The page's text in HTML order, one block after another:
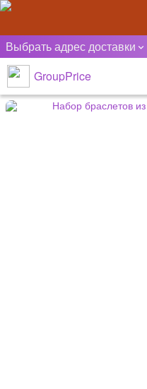
Выбрать адрес доставки
GroupPrice